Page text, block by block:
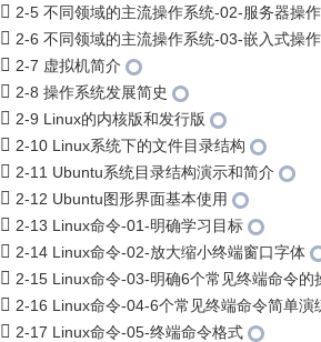
2-5 不同领域的主流操作系统-02-服务器操
2-6 不同领域的主流操作系统-03-嵌入式操
2-7 虚拟机简介
2-8 操作系统发展简史
2-9 Linux的内核版和发行版
2-10 Linux系统下的文件目录结构
2-11 Ubuntu系统目录结构演示和简介
2-12 Ubuntu图形界面基本使用
2-13 Linux命令-01-明确学习目标
2-14 Linux命令-02-放大缩小终端窗口字体
2-15 Linux命令-03-明确6个常见终端命令的
2-16 Linux命令-04-6个常见终端命令简单演
2-17 Linux命令-05-终端命令格式